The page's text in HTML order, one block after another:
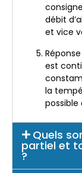
débit
et vice
est
la
Quels
partiel et
?